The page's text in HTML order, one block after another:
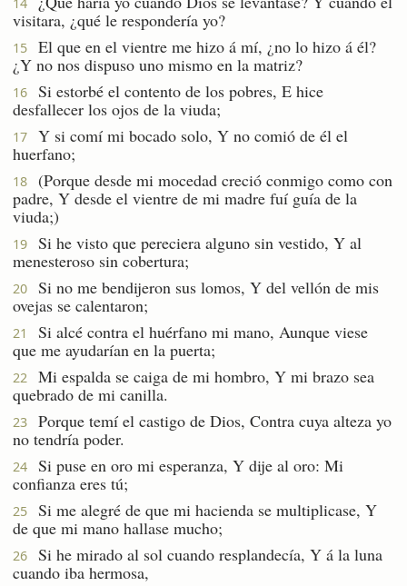
visitara, ¿qué le respondería yo?
15
El que en el vientre me hizo á mí, ¿no lo hizo á él?
¿Y no nos dispuso uno mismo en la matriz?
16
Si estorbé el contento de los pobres, E hice
desfallecer los ojos de la viuda;
17
Y si comí mi bocado solo, Y no comió de él el
huerfano;
18
(Porque desde mi mocedad creció conmigo como con
padre, Y desde el vientre de mi madre fuí guía de la
viuda;)
19
Si he visto que pereciera alguno sin vestido, Y al
menesteroso sin cobertura;
20
Si no me bendijeron sus lomos, Y del vellón de mis
ovejas se calentaron;
21
Si alcé contra el huérfano mi mano, Aunque viese
que me ayudarían en la puerta;
22
Mi espalda se caiga de mi hombro, Y mi brazo sea
quebrado de mi canilla.
23
Porque temí el castigo de Dios, Contra cuya alteza yo
no tendría poder.
24
Si puse en oro mi esperanza, Y dije al oro: Mi
confianza eres tú;
25
Si me alegré de que mi hacienda se multiplicase, Y
de que mi mano hallase mucho;
26
Si he mirado al sol cuando resplandecía, Y á la luna
cuando iba hermosa,